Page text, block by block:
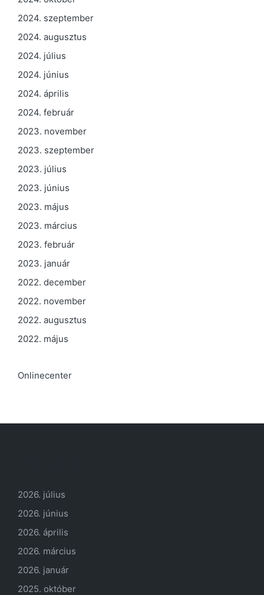
2024. szeptember
2024. augusztus
2024. július
2024. június
2024. április
2024. február
2023. november
2023. szeptember
2023. július
2023. június
2023. május
2023. március
2023. február
2023. január
2022. december
2022. november
2022. augusztus
2022. május
Onlinecenter
2026. július
2026. június
2026. április
2026. március
2026. január
2025. október